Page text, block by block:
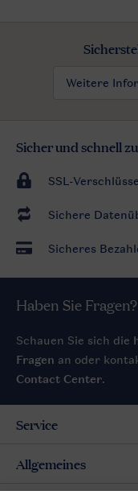
Weitere
Sicher und schnell
SSL-
Sichere
Sicheres
Haben Sie Fragen?
Schauen Sie sich die
Fragen an oder
Contact Center.
Service
Allgemeines